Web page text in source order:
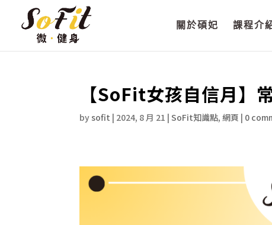
關於碩妃 課程介
【SoFit女孩自信月】
bysofit | 2024, 8 月 21 |SoFit知識點, 網頁 | 0